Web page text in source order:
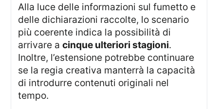
Alla luce delle informazioni sul fumetto e
delle dichiarazioni raccolte, lo scenario
più coerente indica la possibilità di
arrivare acinque ulteriori stagioni.
Inoltre, l’estensione potrebbe continuare
se la regia creativa manterrà la capacità
di introdurre contenuti originali nel
tempo.